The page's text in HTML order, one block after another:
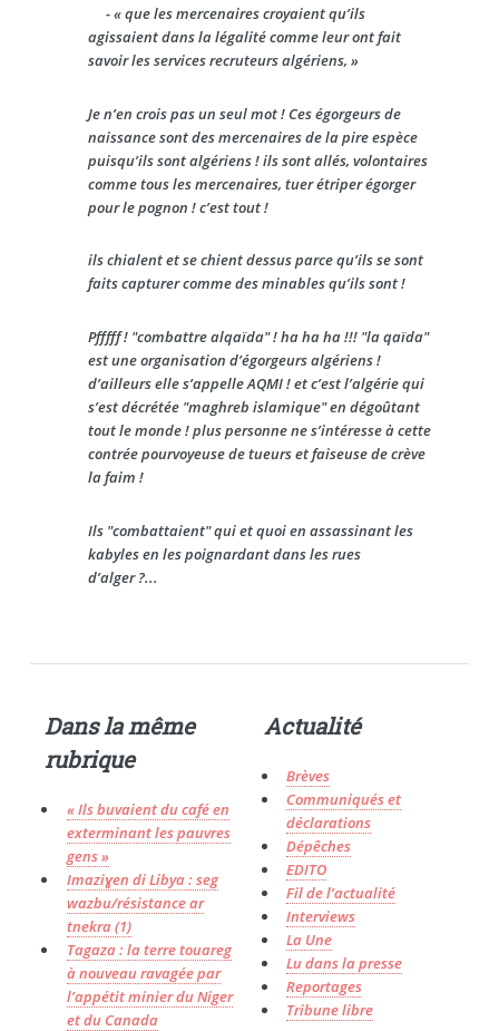
-« que les mercenaires croyaient qu’ils
agissaient dans la légalité comme leur ont fait
savoir les services recruteurs algériens, »
Je n’en crois pas un seul mot ! Ces égorgeurs de
naissance sont des mercenaires de la pire espèce
puisqu’ils sont algériens ! ils sont allés, volontaires
comme tous les mercenaires, tuer étriper égorger
pour le pognon ! c’est tout !
ils chialent et se chient dessus parce qu’ils se sont
faits capturer comme des minables qu’ils sont !
Pfffff ! "combattre alqaïda" ! ha ha ha !!! "la qaïda"
est une organisation d’égorgeurs algériens !
d’ailleurs elle s’appelle AQMI ! et c’est l’algérie qui
s’est décrétée "maghreb islamique" en dégoûtant
tout le monde ! plus personne ne s’intéresse à cette
contrée pourvoyeuse de tueurs et faiseuse de crève
la faim !
Ils "combattaient" qui et quoi en assassinant les
kabyles en les poignardant dans les rues
d’alger ?...
Dans la même
rubrique
« Ils buvaient du café en
exterminant les pauvres
gens »
Imaziɣen di Libya : seg
wazbu/résistance ar
tnekra (1)
Tagaza : la terre touareg
à nouveau ravagée par
l’appétit minier du Niger
et du Canada
Actualité
Brèves
Communiqués et
déclarations
Dépêches
EDITO
Fil de l’actualité
Interviews
La Une
Lu dans la presse
Reportages
Tribune libre